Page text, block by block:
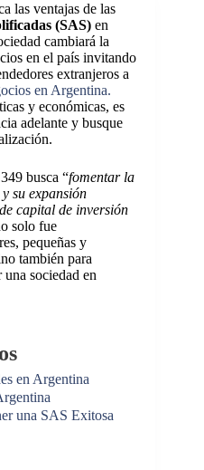
las ventajas de las
(SAS) en
cambiará la
en el país invitando
extranjeros a
en Argentina.
y económicas, es
adelante y busque
busca “fomentar la
su expansión
capital de inversión
solo fue
pequeñas y
también para
una sociedad en
en Argentina
una SAS Exitosa